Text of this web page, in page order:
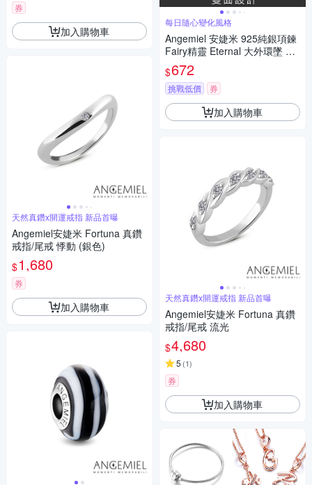
券
加入購物車
天然真鑽x開運戒指 新品首曝
Angemiel安婕米 Fortuna 真鑽
戒指/尾戒 悸動 (銀色)
$1,680
券
加入購物車
每日隨心變化風格
Angemiel 安婕米 925純銀項鍊
Fairy精靈 Eternal 大外環墜 白
鑽.銀
$672
挑戰低價 券
加入購物車
天然真鑽x開運戒指 新品首曝
Angemiel安婕米 Fortuna 真鑽
戒指/尾戒 流光
$4,680
5 (1)
券
加入購物車